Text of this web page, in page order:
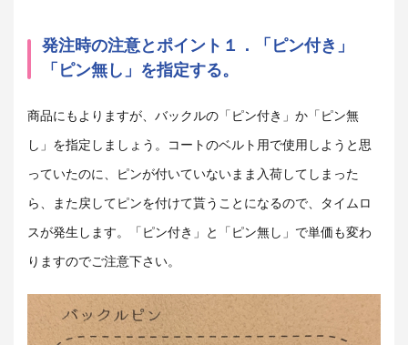
発注時の注意とポイント１．「ピン付き」
「ピン無し」を指定する。
商品にもよりますが、バックルの「ピン付き」か「ピン無
し」を指定しましょう。コートのベルト用で使用しようと思
っていたのに、ピンが付いていないまま入荷してしまった
ら、また戻してピンを付けて貰うことになるので、タイムロ
スが発生します。「ピン付き」と「ピン無し」で単価も変わ
りますのでご注意下さい。